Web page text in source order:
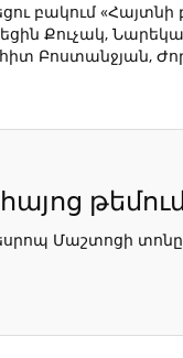
բակում
Քուչակ,
Բոստանջյան,
Մաշտոցի տոնը